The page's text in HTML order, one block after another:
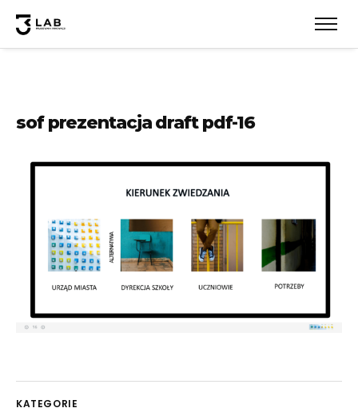
sof prezentacja draft pdf-16
KATEGORIE